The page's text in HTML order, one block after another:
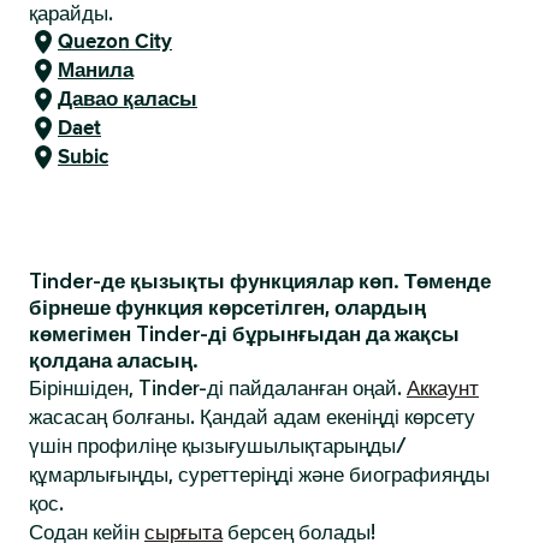
қарайды.
Quezon City
Манила
Давао қаласы
Daet
Subic
Tinder-де қызықты функциялар көп. Төменде
бірнеше функция көрсетілген, олардың
көмегімен Tinder-ді бұрынғыдан да жақсы
қолдана аласың.
Біріншіден, Tinder-ді пайдаланған оңай. Аккаунт
жасасаң болғаны. Қандай адам екеніңді көрсету
үшін профиліңе қызығушылықтарыңды/
құмарлығыңды, суреттеріңді және биографияңды
қос.
Содан кейін сырғытаберсең болады!